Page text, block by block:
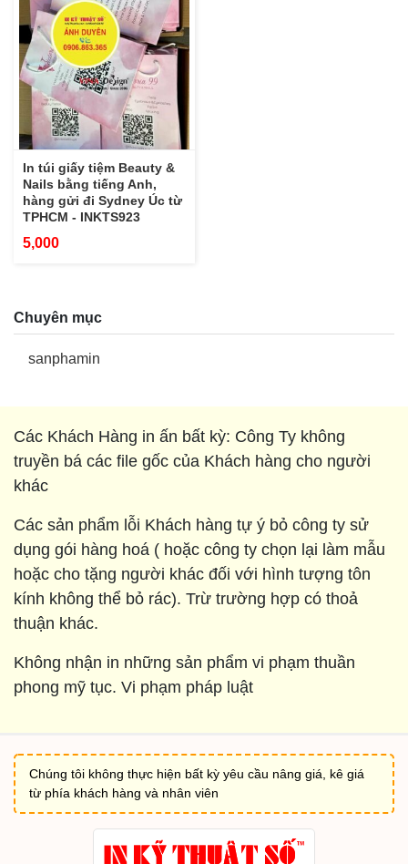
In túi giấy tiệm Beauty &
Nails bằng tiếng Anh,
hàng gửi đi Sydney Úc từ
TPHCM - INKTS923
5,000
Chuyên mục
sanphamin
Các Khách Hàng in ấn bất kỳ: Công Ty không
truyền bá các file gốc của Khách hàng cho người
khác
Các sản phẩm lỗi Khách hàng tự ý bỏ công ty sử
dụng gói hàng hoá ( hoặc công ty chọn lại làm mẫu
hoặc cho tặng người khác đối với hình tượng tôn
kính không thể bỏ rác). Trừ trường hợp có thoả
thuận khác.
Không nhận in những sản phẩm vi phạm thuần
phong mỹ tục. Vi phạm pháp luật
Chúng tôi không thực hiện bất kỳ yêu cầu nâng giá, kê giá
từ phía khách hàng và nhân viên